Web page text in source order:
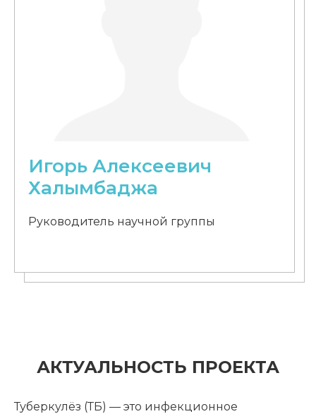
Игорь Алексеевич
Халымбаджа
Руководитель научной группы
АКТУАЛЬНОСТЬ ПРОЕКТА
Туберкулёз (ТБ) — это инфекционное